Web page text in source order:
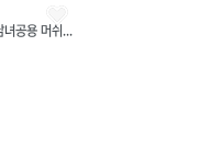
(정품/새상품) 아크네 스튜디오 남녀공용 머쉬룸 베이지 버킷햇